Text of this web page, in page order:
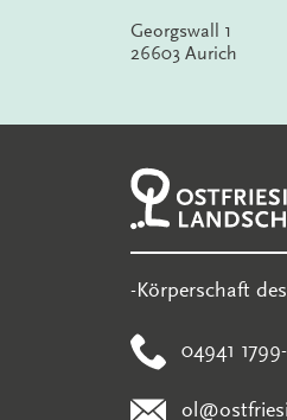
Georgswall 1
26603 Aurich
-Körperschaft
04941